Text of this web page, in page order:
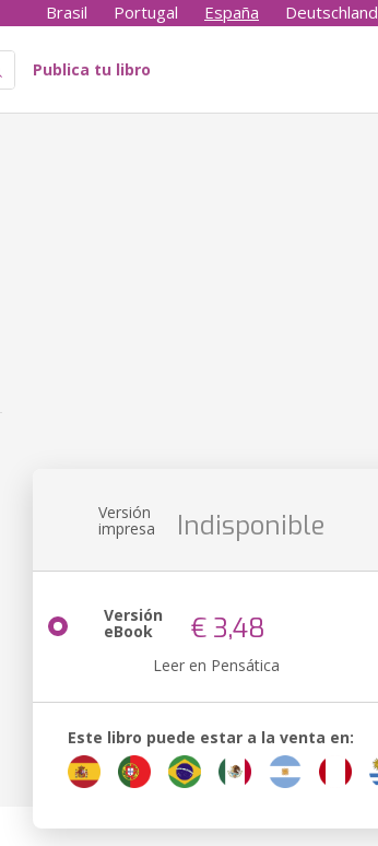
Brasil Portugal España Deutschland
Publica tu libro
Versión
impresa Indisponible
Versión
eBook € 3,48
Leer en Pensática
Este libro puede estar a la venta en: